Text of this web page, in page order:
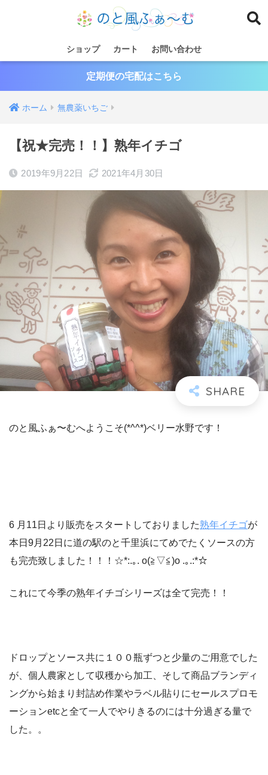
ショップ カート お問い合わせ
定期便の宅配はこちら
ホーム 無農薬いちご
【祝★完売！！】熟年イチゴ
2019年9月22日 2021年4月30日
のと風ふぁ〜むへようこそ(*^^*)ベリー水野です！
6 月11日より販売をスタートしておりました熟年イチゴが
本日9月22日に道の駅のと千里浜にてめでたくソースの方
も完売致しました！！！☆*:.｡. o(≧▽≦)o .｡.:*☆
これにて今季の熟年イチゴシリーズは全て完売！！
ドロップとソース共に１００瓶ずつと少量のご用意でした
が、個人農家として収穫から加工、そして商品ブランディ
ングから始まり封詰め作業やラベル貼りにセールスプロモ
ーションetcと全て一人でやりきるのには十分過ぎる量で
した。。